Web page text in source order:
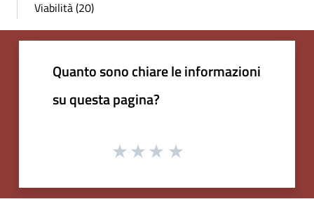
Viabilità (20)
Quanto sono chiare le informazioni
su questa pagina?